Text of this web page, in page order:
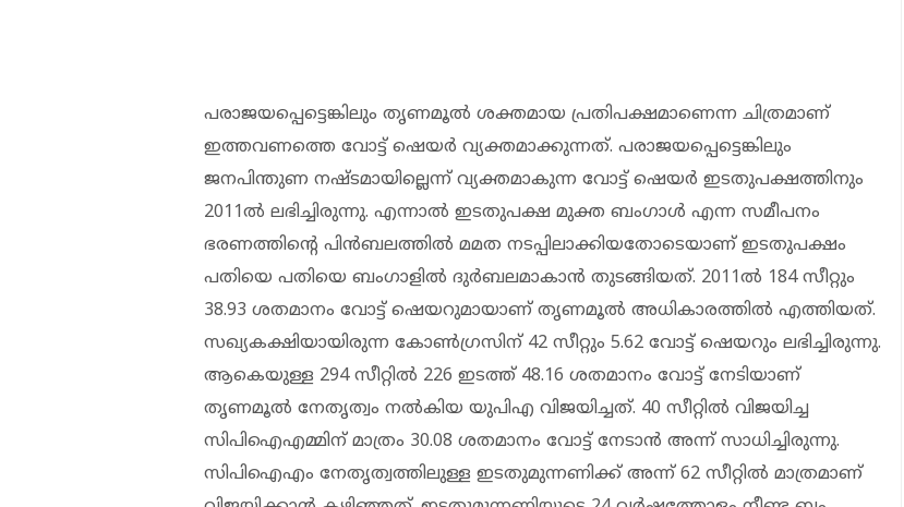
പരാജയപ്പെട്ടെങ്കിലും തൃണമൂൽ ശക്തമായ പ്രതിപക്ഷമാണെന്ന ചിത്രമാണ്
ഇത്തവണത്തെ വോട്ട് ഷെയർ വ്യക്തമാക്കുന്നത്. പരാജയപ്പെട്ടെങ്കിലും
ജനപിന്തുണ നഷ്ടമായില്ലെന്ന് വ്യക്തമാകുന്ന വോട്ട് ഷെയർ ഇടതുപക്ഷത്തിനും
2011ൽ ലഭിച്ചിരുന്നു. എന്നാൽ ഇടതുപക്ഷ മുക്ത ബം​ഗാൾ എന്ന സമീപനം
ഭരണത്തിൻ്റെ പിൻബലത്തിൽ മമത നടപ്പിലാക്കിയതോടെയാണ് ഇടതുപക്ഷം ​
പതിയെ പതിയെ ബം​ഗാളിൽ ദുർബലമാകാൻ തുടങ്ങിയത്. 2011ൽ 184 സീറ്റും
38.93 ശതമാനം വോട്ട് ഷെയറുമായാണ് തൃണമൂൽ അധികാരത്തിൽ എത്തിയത്.
സഖ്യകക്ഷിയായിരുന്ന കോൺ​ഗ്രസിന് 42 സീറ്റും 5.62 വോട്ട് ഷെയറും ലഭിച്ചിരുന്നു.
ആകെയുള്ള 294 സീറ്റിൽ 226 ഇടത്ത് 48.16 ശതമാനം വോട്ട് നേടിയാണ്
തൃണമൂൽ നേതൃത്വം നൽകിയ യുപിഎ വിജയിച്ചത്. 40 സീറ്റിൽ വിജയിച്ച
സിപിഐഎമ്മിന് മാത്രം 30.08 ശതമാനം വോട്ട് നേടാൻ അന്ന് സാധിച്ചിരുന്നു.
സിപിഐഎം നേതൃത്വത്തിലുള്ള ഇടതുമുന്നണിക്ക് അന്ന് 62 സീറ്റിൽ മാത്രമാണ്